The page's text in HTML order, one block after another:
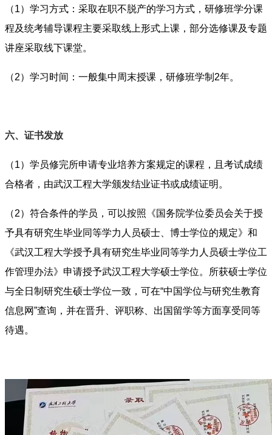
（1）学习方式：采取在职不脱产的学习方式，研修班学分课
程及统考辅导课程主要采取线上形式上课，部分选修课及专题
讲座采取线下课堂。
（2）学习时间：一般集中周末授课，研修班学制2年。
六、证书发放
（1）学员修完所申请专业培养方案规定的课程，且考试成绩
合格者，由武汉工程大学颁发结业证书或成绩证明。
（2）符合条件的学员，可以按照《国务院学位委员会关于授
予具有研究生毕业同等学力人员硕士、博士学位的规定》和
《武汉工程大学授予具有研究生毕业同等学力人员硕士学位工
作管理办法》申请授予武汉工程大学硕士学位。所获硕士学位
与全日制研究生硕士学位一致，可在“中国学位与研究生教育
信息网”查询，并在晋升、评职称、出国留学等方面享受同等
待遇。